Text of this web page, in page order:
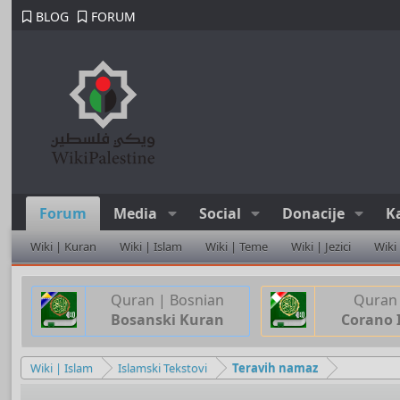
BLOG FORUM
Forum Media Social Donacije
Wiki | Kuran Wiki | Islam Wiki | Teme Wiki | Jezici Wiki
Quran | Bosnian
Bosanski Kuran
Corano
Wiki | Islam Islamski Tekstovi Teravih namaz